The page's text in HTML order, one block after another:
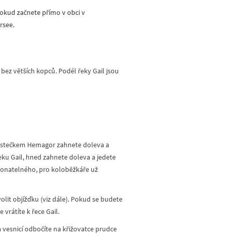
začnete přímo v obci v
větších kopců. Podél řeky Gail jsou
Hemagor zahnete doleva a
Gail, hned zahnete doleva a jedete
pro koloběžkáře už
objížďku (viz dále). Pokud se budete
vrátíte k řece Gail.
vesnicí odbočíte na křižovatce prudce